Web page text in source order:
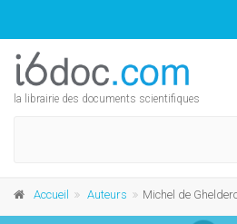
la librairie des documents scientifiques
Accueil Auteurs Michel de Ghelderode (1898